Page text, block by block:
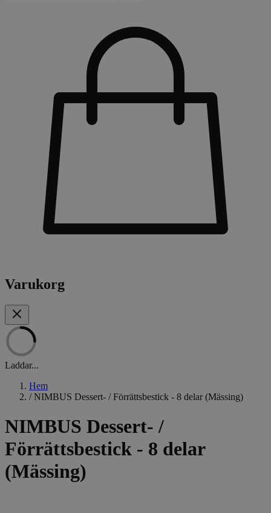
Varukorg
Laddar...
Hem
/ NIMBUS Dessert- / Förrättsbestick - 8 delar (Mässing)
NIMBUS Dessert- /
Förrättsbestick - 8 delar
(Mässing)